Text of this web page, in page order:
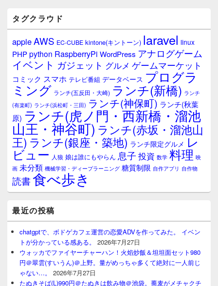
タグクラウド
appleAWS EC-CUBE kintone(キントーン) laravel linux
PHPpython RaspberryPi WordPress アナログゲーム
イベント ガジェット グルメ ゲームマーケット
コミック スマホ テレビ番組 データベース プログラ
ミング ランチ(五反田・大崎) ランチ(新橋) ランチ
(有楽町) ランチ(浜松町・三田) ランチ(神保町) ランチ(秋葉
原) ランチ(虎ノ門・西新橋・溜池
山王・神谷町) ランチ(赤坂・溜池山
王) ランチ(銀座・築地) ランチ限定グルメ レ
ビュー 人狼 娘は誰にもやらん 息子 投資 数学 料理 映
画 未分類 機械学習・ディープラーニング 糖質制限 自作アプリ 自作物
読書食べ歩き
最近の投稿
chatgptで、ボドゲカフェ運営の恋愛ADVを作ってみた。 イベン
トが分かっている感ある。
2026年7月27日
ウォッカでファイヤーチャーハン！火焰炒飯＆坦坦面セット980
円＠翠雲(すいうん)＠上野。量がめっちゃ多くて絶対に一人前じ
ゃない…。
2026年7月27日
たぬきそば(L)990円＠たぬきは飲み物＠池袋。蕎麦がメチャクチ